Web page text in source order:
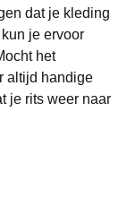
dat je kleding
je ervoor
het
altijd handige
je rits weer naar